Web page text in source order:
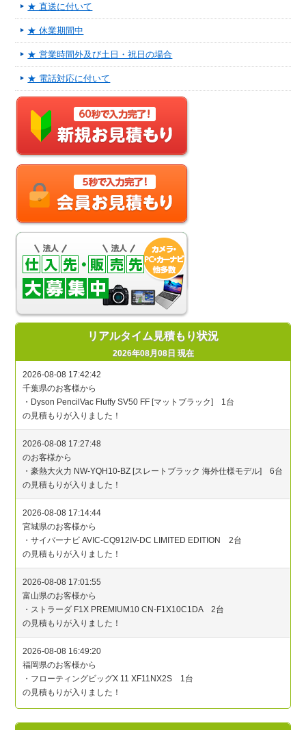
★ 直送に付いて
★ 休業期間中
★ 営業時間外及び土日・祝日の場合
★ 電話対応に付いて
リアルタイム見積もり状況
2026年08月08日 現在